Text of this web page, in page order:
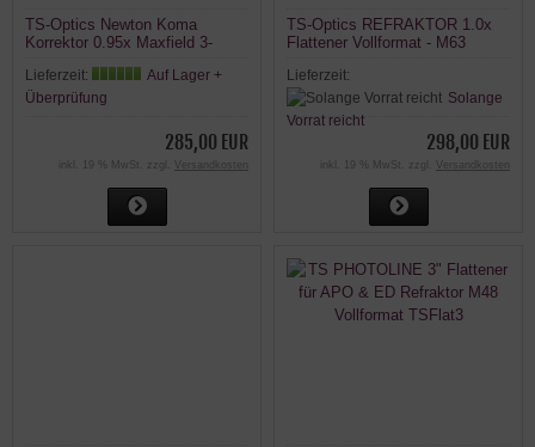
TS-Optics Newton Koma
Korrektor 0.95x Maxfield 3-
Lieferzeit:
Auf Lager +
Überprüfung
285,00 EUR
inkl. 19 % MwSt. zzgl. Versandkosten
TS-Optics REFRAKTOR 1.0x
Flattener Vollformat - M63
Lieferzeit:
Solange
Vorrat reicht
298,00 EUR
inkl. 19 % MwSt. zzgl. Versandkosten